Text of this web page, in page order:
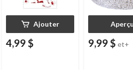
Ajouter
4,99 $ 9,99 $ et+